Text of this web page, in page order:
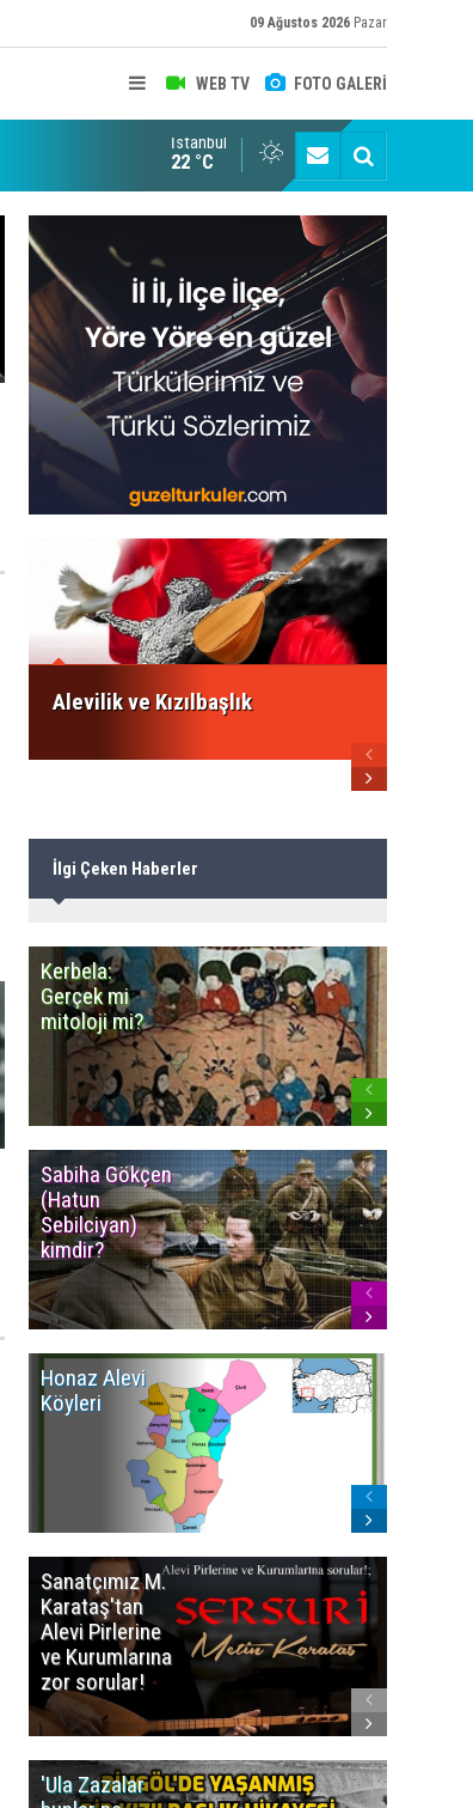
09 Ağustos 2026 Pazar
WEB TV FOTO GALERİ
İstanbul
22 °C
Alevilik ve Kızılbaşlık
İlgi Çeken Haberler
Kerbela:
Gerçek mi
mitoloji mi?
Sabiha Gökçen
(Hatun
Sebilciyan)
kimdir?
Honaz Alevi
Köyleri
Sanatçımız M.
Karataş'tan
Alevi Pirlerine
ve Kurumlarına
zor sorular!
'Ula Zazalar